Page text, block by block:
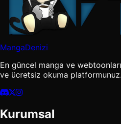
MangaDenizi
En güncel manga ve
ve ücretsiz okuma platformunuz.
Kurumsal